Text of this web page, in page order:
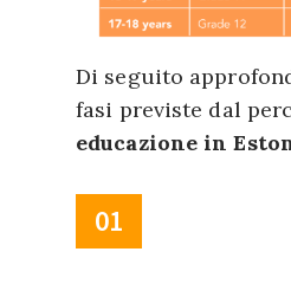
Di seguito
fasi previste dal
educazione in
01